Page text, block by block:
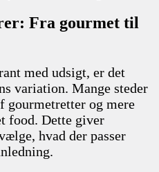
Fra gourmet til
med udsigt, er det
variation. Mange steder
gourmetretter og mere
food. Dette giver
hvad der passer